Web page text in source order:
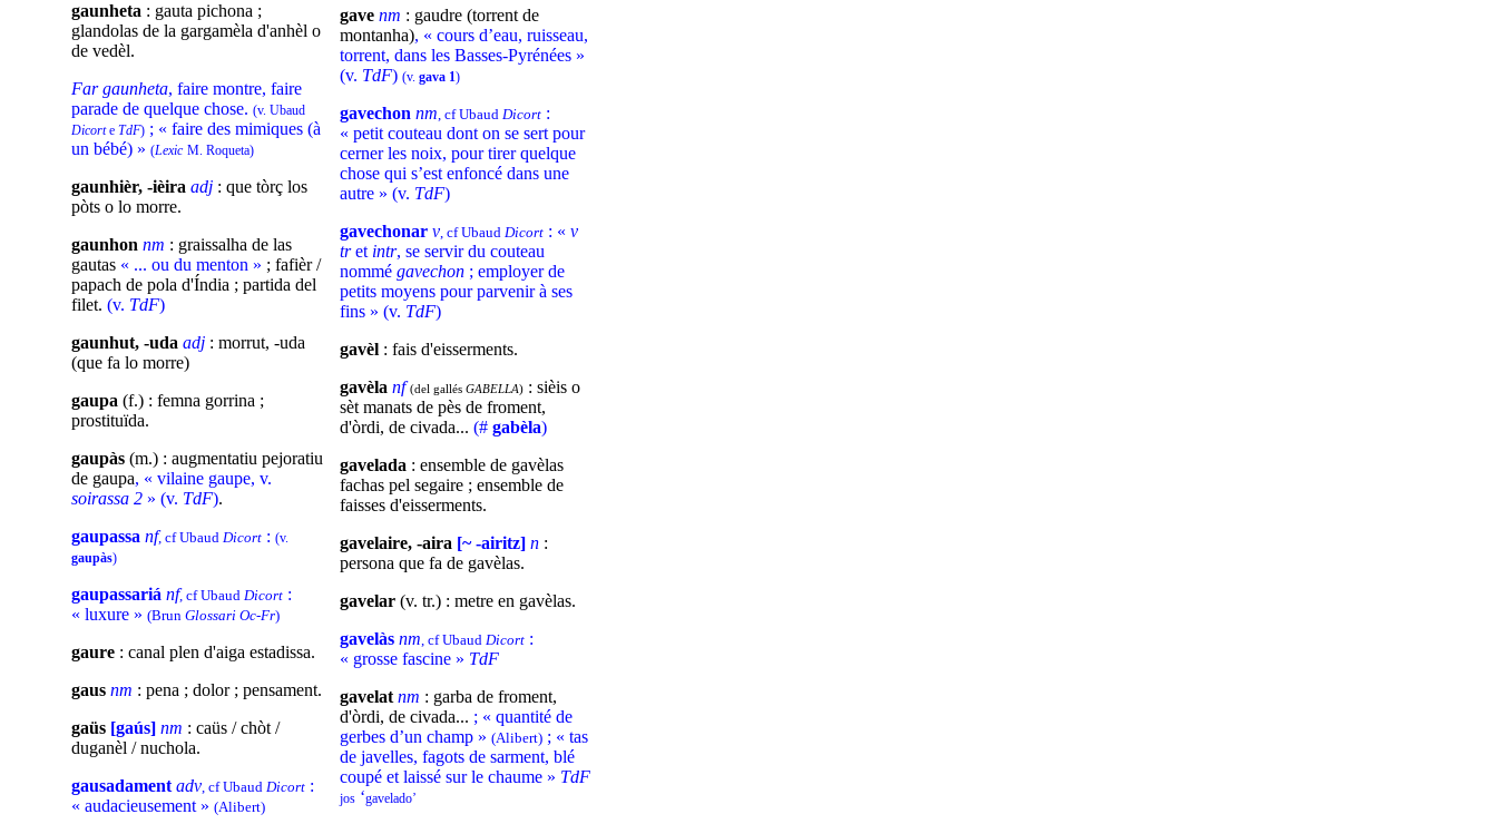
gaunheta : gauta pichona ;
glandolas de la gargamèla d'anhèl o
de vedèl.
Far gaunheta, faire montre, faire
parade de quelque chose. (v. Ubaud
Dicorte TdF) ; « faire des mimiques (à
un bébé) » (Lexic M. Roqueta)
gaunhièr, -ièira adj : que tòrç los
pòts o lo morre.
gaunhon nm : graissalha de las
gautas « ... ou du menton » ; fafièr /
papach de pola d'Índia ; partida del
filet. (v. TdF)
gaunhut, -uda adj : morrut, -uda
(que fa lo morre)
gaupa (f.) : femna gorrina ;
prostituïda.
gaupàs (m.) : augmentatiu pejoratiu
de gaupa, « vilaine gaupe, v.
soirassa 2 » (v. TdF).
gaupassa nf, cf Ubaud Dicort : (v.
gaupàs)
gaupassariá nf, cf Ubaud Dicort :
« luxure » (Brun Glossari Oc-Fr)
gaure : canal plen d'aiga estadissa.
gaus nm : pena ; dolor ; pensament.
gaüs [gaús] nm : caüs / chòt /
duganèl / nuchola.
gausadament adv, cf Ubaud Dicort :
« audacieusement » (Alibert)
gave nm : gaudre (torrent de
montanha), « cours d’eau, ruisseau,
torrent, dans les Basses-Pyrénées »
(v. TdF) (v. gava 1)
gavechon nm, cf Ubaud Dicort :
« petit couteau dont on se sert pour
cerner les noix, pour tirer quelque
chose qui s’est enfoncé dans une
autre » (v. TdF)
gavechonar v, cf Ubaud Dicort : « v
tret intr, se servir du couteau
nommé gavechon ; employer de
petits moyens pour parvenir à ses
fins » (v. TdF)
gavèl : fais d'eisserments.
gavèla nf(del gallés GABELLA) : sièis o
sèt manats de pès de froment,
d'òrdi, de civada... (# gabèla)
gavelada : ensemble de gavèlas
fachas pel segaire ; ensemble de
faisses d'eisserments.
gavelaire, -aira [~ -airitz] n :
persona que fa de gavèlas.
gavelar (v. tr.) : metre en gavèlas.
gavelàs nm, cf Ubaud Dicort :
« grosse fascine » TdF
gavelat nm : garba de froment,
d'òrdi, de civada... ; « quantité de
gerbes d’un champ » (Alibert) ; « tas
de javelles, fagots de sarment, blé
coupé et laissé sur le chaume » TdF
jos ‘gavelado’